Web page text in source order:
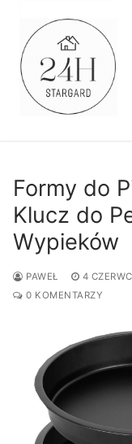
treści
Formy do
Klucz do
Wypieków
PAWEŁ 4
0 KOMENTARZY